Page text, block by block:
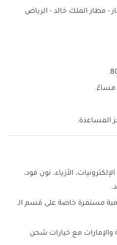
- مطار الملك خالد - الرياض
المساعدة.
الأزياء، نون فود،
مستمرة خاصة على قسم الـ
مع خيارات شحن